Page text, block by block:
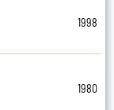
1998
1980